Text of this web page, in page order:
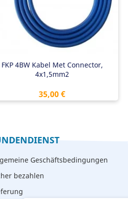
FKP 4BW Kabel Met Connector,
4x1,5mm2
Preis
35,00 €
Geschäftsbedingungen
bezahlen